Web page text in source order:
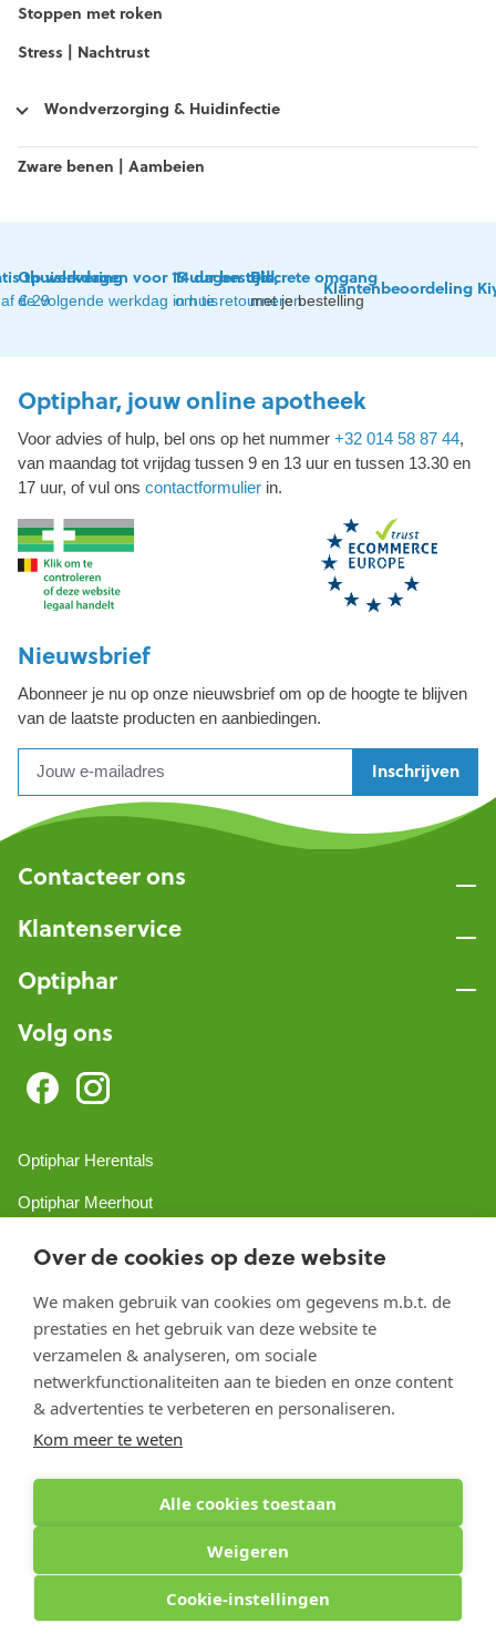
Over de cookies op deze website
We maken gebruik van cookies om gegevens m.b.t. de
prestaties en het gebruik van deze website te
verzamelen & analyseren, om sociale
netwerkfunctionaliteiten aan te bieden en onze content
& advertenties te verbeteren en personaliseren.
Kom meer te weten
Alle cookies toestaan
Weigeren
Cookie-instellingen
Stoppen met roken
Stress | Nachtrust
Wondverzorging & Huidinfectie
Zware benen | Aambeien
thuislevering
€ 29
Op werkdagen voor 15 uur besteld,
de volgende werkdag in huis
14 dagen tijd
om te retourneren
Discrete omgang
met je bestelling
Klantenbeoordeling
Optiphar, jouw online apotheek
Voor advies of hulp, bel ons op het nummer +32 014 58 87 44,
van maandag tot vrijdag tussen 9 en 13 uur en tussen 13.30 en
17 uur, of vul ons contactformulier in.
Nieuwsbrief
Abonneer je nu op onze nieuwsbrief om op de hoogte te blijven
van de laatste producten en aanbiedingen.
Inschrijven
Contacteer ons
Klantenservice
Optiphar
Volg ons
Optiphar Herentals
Optiphar Meerhout
Optiphar Geel - Dr. van de Perrestraat
Optiphar Turnhout
Copyright 2026 optiphar.com. Alle rechten voorbehouden